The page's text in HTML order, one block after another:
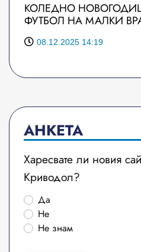
КОЛЕДНО
ФУТБОЛ НА МАЛКИ
08.12.2025 14:19
АНКЕТА
Харесвате ли новия
Криводол?
Да
Не
Не знам